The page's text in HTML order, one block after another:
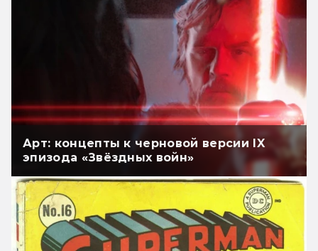
Арт: концепты к черновой версии IX
эпизода «Звёздных войн»